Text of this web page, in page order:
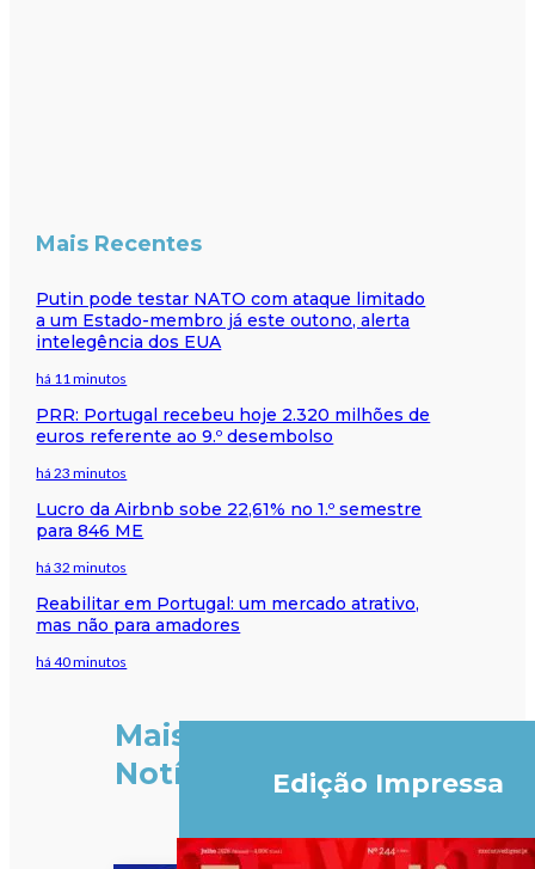
Mais Recentes
Putin pode testar NATO com ataque limitado
a um Estado-membro já este outono, alerta
intelegência dos EUA
há 11 minutos
PRR: Portugal recebeu hoje 2.320 milhões de
euros referente ao 9.º desembolso
há 23 minutos
Lucro da Airbnb sobe 22,61% no 1.º semestre
para 846 ME
há 32 minutos
Reabilitar em Portugal: um mercado atrativo,
mas não para amadores
há 40 minutos
Mais
Notícias
Edição Impressa